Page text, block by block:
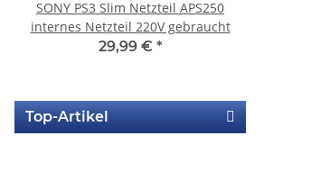
SONY PS3 Slim Netzteil APS250
internes Netzteil 220V gebraucht
29,99 € *
Top-Artikel